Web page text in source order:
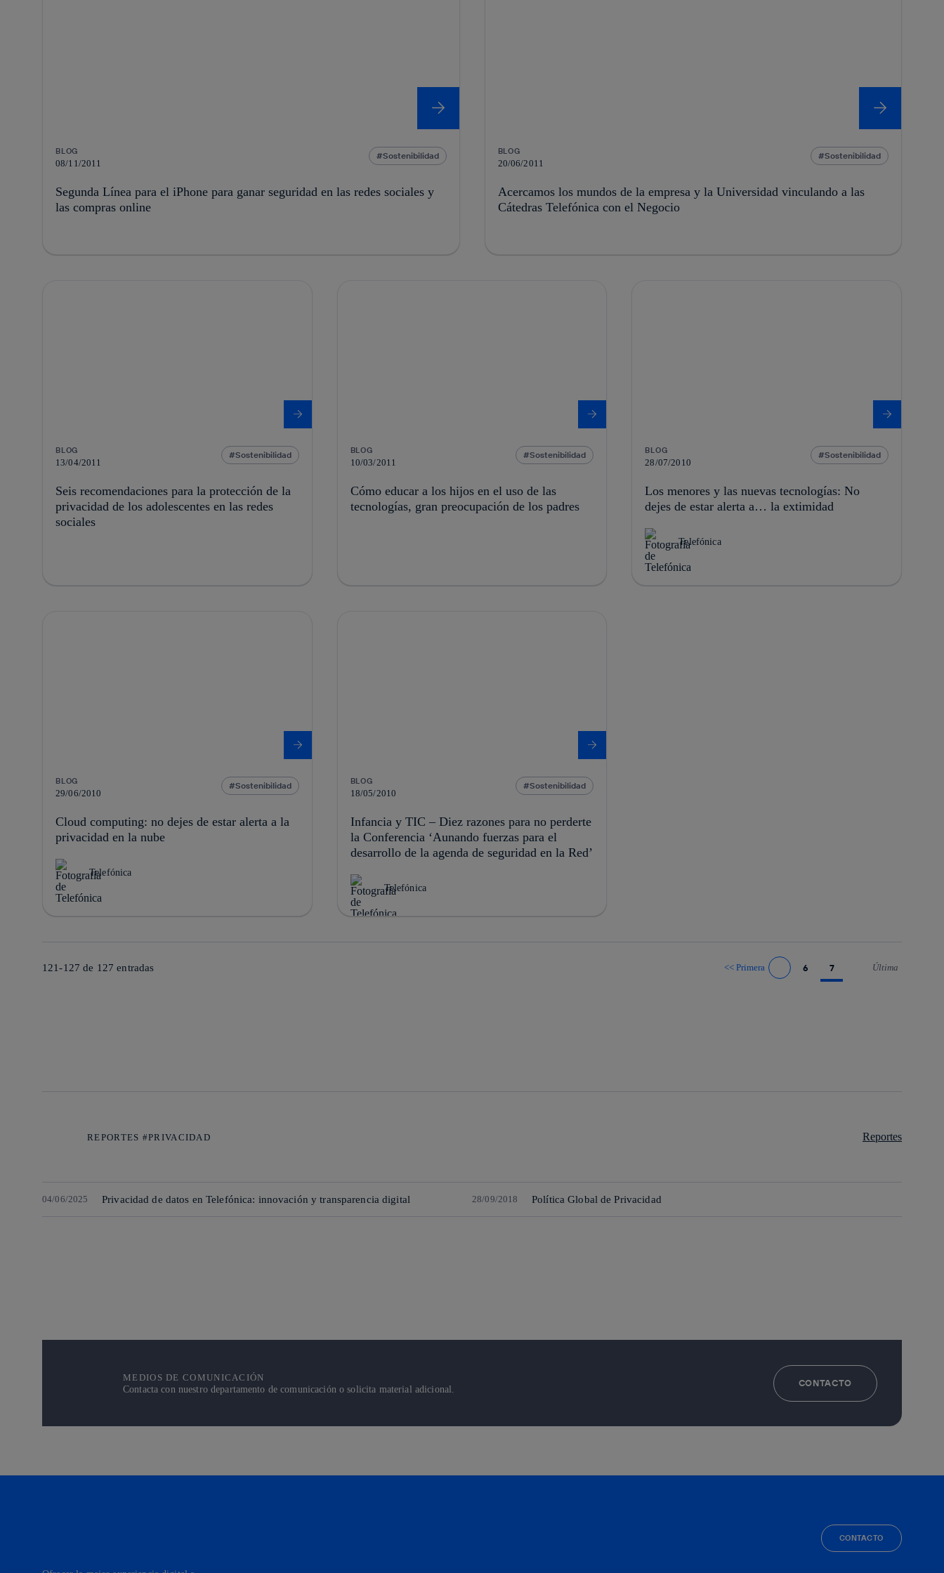
BLOG
08/11/2011
Sostenibilidad
Segunda Línea para el iPhone para ganar seguridad en las redes sociales y
las compras online
BLOG
20/06/2011
Sostenibilidad
Acercamos los mundos de la empresa y la Universidad vinculando a las
Cátedras Telefónica con el Negocio
BLOG
13/04/2011
Sostenibilidad
Seis recomendaciones para la protección de la
privacidad de los adolescentes en las redes
sociales
BLOG
10/03/2011
Sostenibilidad
Cómo educar a los hijos en el uso de las
tecnologías, gran preocupación de los padres
BLOG
28/07/2010
Sostenibilidad
Los menores y las nuevas tecnologías: No
dejes de estar alerta a… la extimidad
Telefónica
BLOG
29/06/2010
Sostenibilidad
Cloud computing: no dejes de estar alerta a la
privacidad en la nube
Telefónica
BLOG
18/05/2010
Sostenibilidad
Infancia y TIC – Diez razones para no perderte
la Conferencia ‘Aunando fuerzas para el
desarrollo de la agenda de seguridad en la Red’
Telefónica
121-127 de 127 entradas << Primera
Ir a página anterior
6 7
Ir a página siguiente
Última
REPORTES #PRIVACIDAD Reportes
04/06/2025 Privacidad de datos en Telefónica: innovación y transparencia digital 28/09/2018 Política Global de Privacidad
MEDIOS DE COMUNICACIÓN
Contacta con nuestro departamento de comunicación o solicita material adicional.
CONTACTO
youtube
CONTACTO